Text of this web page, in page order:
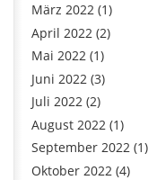
März 2022 (1)
April 2022 (2)
Mai 2022 (1)
Juni 2022 (3)
Juli 2022 (2)
August 2022 (1)
September 2022 (1)
Oktober 2022 (4)